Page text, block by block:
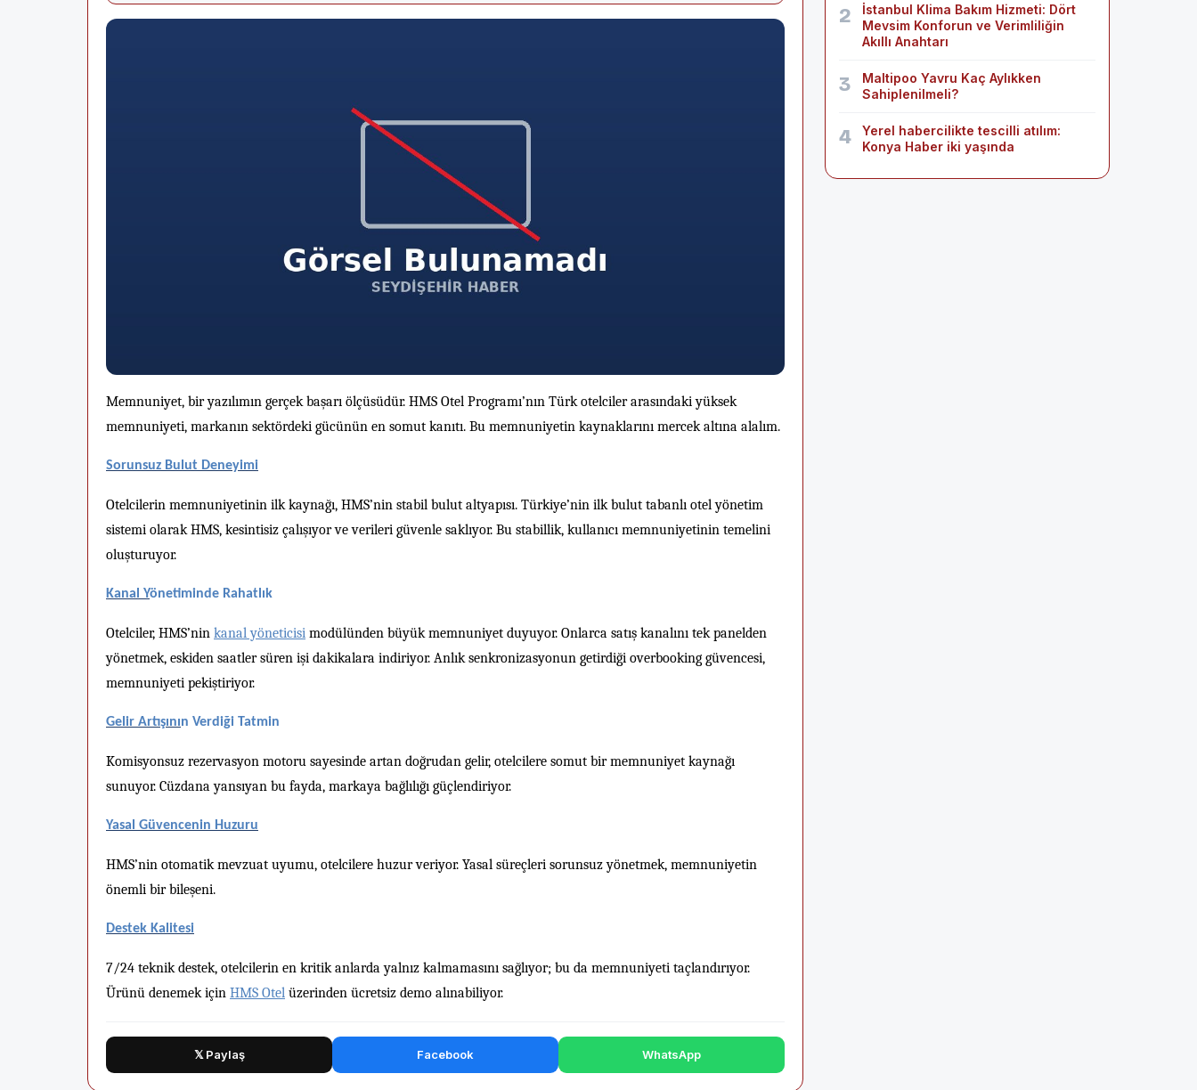
Memnuniyet, bir yazılımın gerçek başarı ölçüsüdür. HMS Otel Programı’nın Türk otelciler arasındaki yüksek
memnuniyeti, markanın sektördeki gücünün en somut kanıtı. Bu memnuniyetin kaynaklarını mercek altına alalım.
Sorunsuz Bulut Deneyimi
Otelcilerin memnuniyetinin ilk kaynağı, HMS’nin stabil bulut altyapısı. Türkiye’nin ilk bulut tabanlı otel yönetim
sistemi olarak HMS, kesintisiz çalışıyor ve verileri güvenle saklıyor. Bu stabillik, kullanıcı memnuniyetinin temelini
oluşturuyor.
Kanal Yönetiminde Rahatlık
Otelciler, HMS’nin kanal yöneticisi modülünden büyük memnuniyet duyuyor. Onlarca satış kanalını tek panelden
yönetmek, eskiden saatler süren işi dakikalara indiriyor. Anlık senkronizasyonun getirdiği overbooking güvencesi,
memnuniyeti pekiştiriyor.
Gelir Artışının Verdiği Tatmin
Komisyonsuz rezervasyon motoru sayesinde artan doğrudan gelir, otelcilere somut bir memnuniyet kaynağı
sunuyor. Cüzdana yansıyan bu fayda, markaya bağlılığı güçlendiriyor.
Yasal Güvencenin Huzuru
HMS’nin otomatik mevzuat uyumu, otelcilere huzur veriyor. Yasal süreçleri sorunsuz yönetmek, memnuniyetin
önemli bir bileşeni.
Destek Kalitesi
7/24 teknik destek, otelcilerin en kritik anlarda yalnız kalmamasını sağlıyor; bu da memnuniyeti taçlandırıyor.
Ürünü denemek için HMS Otel üzerinden ücretsiz demo alınabiliyor.
𝕏 Paylaş Facebook WhatsApp
2
İstanbul Klima Bakım Hizmeti: Dört
Mevsim Konforun ve Verimliliğin
Akıllı Anahtarı
3
Maltipoo Yavru Kaç Aylıkken
Sahiplenilmeli?
4
Yerel habercilikte tescilli atılım:
Konya Haber iki yaşında